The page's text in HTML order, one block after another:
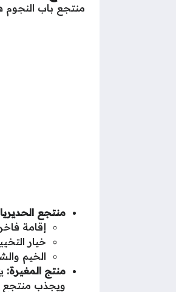
منتجع باب
منتجع
إقامة
خيار
الخيم
منتج المغيرة:
ويجذب منتجع